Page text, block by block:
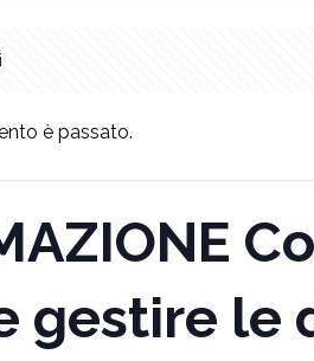
è passato.
gestire le